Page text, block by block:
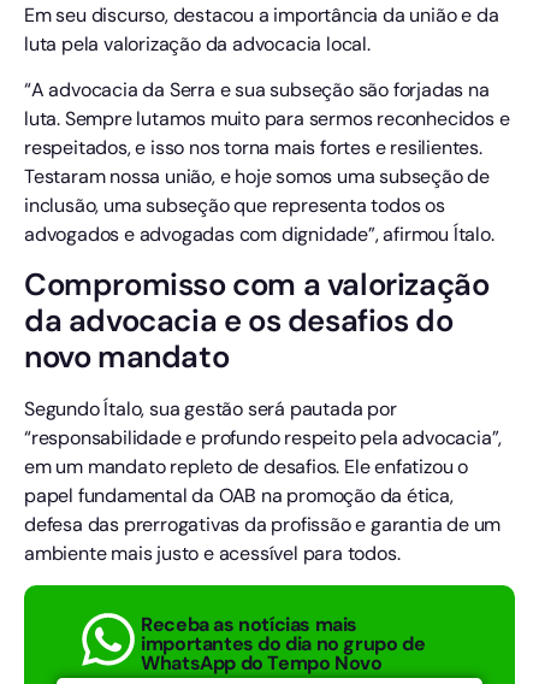
Em seu discurso, destacou a importância da união e da
luta pela valorização da advocacia local.
“A advocacia da Serra e sua subseção são forjadas na
luta. Sempre lutamos muito para sermos reconhecidos e
respeitados, e isso nos torna mais fortes e resilientes.
Testaram nossa união, e hoje somos uma subseção de
inclusão, uma subseção que representa todos os
advogados e advogadas com dignidade”, afirmou Ítalo.
Compromisso com a valorização
da advocacia e os desafios do
novo mandato
Segundo Ítalo, sua gestão será pautada por
“responsabilidade e profundo respeito pela advocacia”,
em um mandato repleto de desafios. Ele enfatizou o
papel fundamental da OAB na promoção da ética,
defesa das prerrogativas da profissão e garantia de um
ambiente mais justo e acessível para todos.
Receba as notícias mais
importantes do dia no grupo de
WhatsApp do Tempo Novo